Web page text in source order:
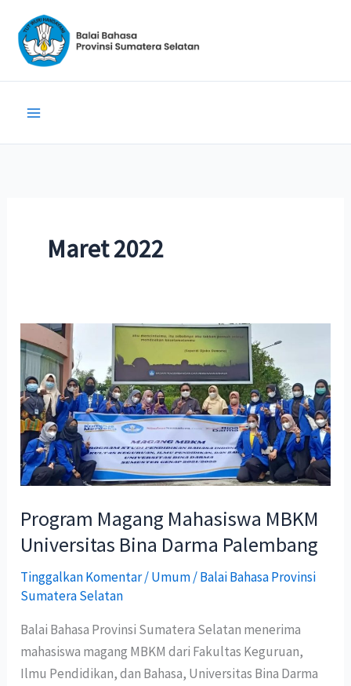
konten
Maret 2022
Program Magang Mahasiswa MBKM
Universitas Bina Darma Palembang
Tinggalkan Komentar/Umum/Balai Bahasa Provinsi
Sumatera Selatan
Balai Bahasa Provinsi Sumatera Selatan menerima
mahasiswa magang MBKM dari Fakultas Keguruan,
Ilmu Pendidikan, dan Bahasa, Universitas Bina Darma
Program
Magang
Mahasiswa
MBKM
Universitas
Bina
Darma
Palembang